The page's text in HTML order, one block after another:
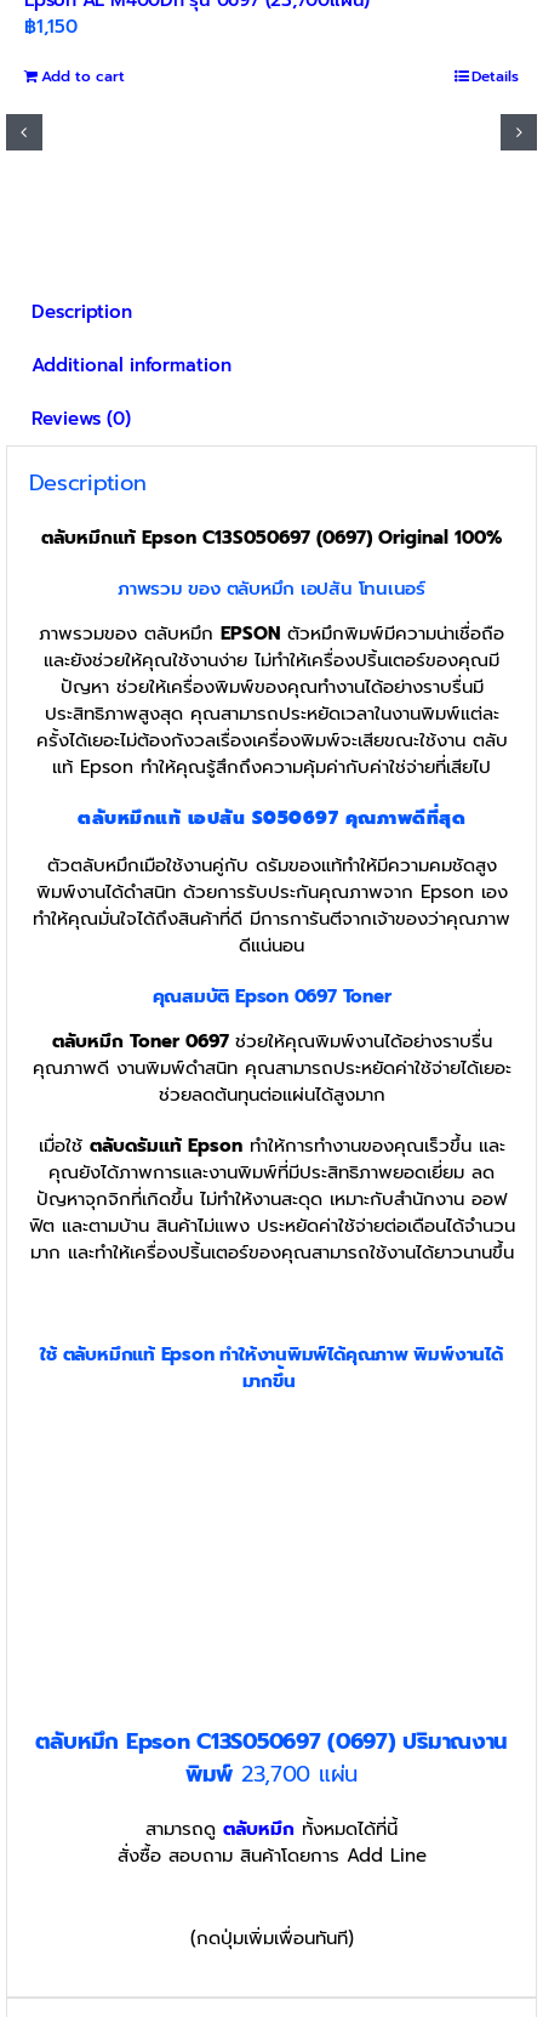
฿1,150
Add to cart Details
Description
Additional information
Reviews (0)
Description
ตลับหมึกแท้ Epson C13S050697 (0697) Original 100%
ภาพรวม ของ ตลับหมึก เอปสัน โทนเนอร์
ภาพรวมของ ตลับหมึก EPSON ตัวหมึกพิมพ์มีความน่าเชื่อถือ
และยังช่วยให้คุณใช้งานง่าย ไม่ทำให้เครื่องปริ้นเตอร์ของคุณมี
ปัญหา ช่วยให้เครื่องพิมพ์ของคุณทำงานได้อย่างราบรื่นมี
ประสิทธิภาพสูงสุด คุณสามารถประหยัดเวลาในงานพิมพ์แต่ละ
ครั้งได้เยอะไม่ต้องกังวลเรื่องเครื่องพิมพ์จะเสียขณะใช้งาน ตลับ
แท้ Epson ทำให้คุณรู้สึกถึงความคุ้มค่ากับค่าใช่จ่ายที่เสียไป
ตลับหมึกแท้ เอปสัน S050697 คุณภาพดีที่สุด
ตัวตลับหมึกเมือใช้งานคู่กับ ดรัมของแท้ทำให้มีความคมชัดสูง
พิมพ์งานได้ดำสนิท ด้วยการรับประกันคุณภาพจาก Epson เอง
ทำให้คุณมั่นใจได้ถึงสินค้าที่ดี มีการการันตีจากเจ้าของว่าคุณภาพ
ดีแน่นอน
คุณสมบัติ Epson 0697 Toner
ตลับหมึก Toner 0697 ช่วยให้คุณพิมพ์งานได้อย่างราบรื่น
คุณภาพดี งานพิมพ์ดำสนิท คุณสามารถประหยัดค่าใช้จ่ายได้เยอะ
ช่วยลดต้นทุนต่อแผ่นได้สูงมาก
เมื่อใช้ ตลับดรัมแท้ Epsonทำให้การทำงานของคุณเร็วขึ้น และ
คุณยังได้ภาพการและงานพิมพ์ที่มีประสิทธิภาพยอดเยี่ยม ลด
ปัญหาจุกจิกที่เกิดขึ้น ไม่ทำให้งานสะดุด เหมาะกับสำนักงาน ออฟ
ฟิต และตามบ้าน สินค้าไม่แพง ประหยัดค่าใช้จ่ายต่อเดือนได้จำนวน
มาก และทำให้เครื่องปริ้นเตอร์ของคุณสามารถใช้งานได้ยาวนานขึ้น
ใช้ ตลับหมึกแท้ Epson ทำให้งานพิมพ์ได้คุณภาพ พิมพ์งานได้
มากขึ้น
ตลับหมึก Epson C13S050697 (0697) ปริมาณงาน
พิมพ์ 23,700 แผ่น
สามารถดู ตลับหมึก ทั้งหมดได้ที่นี้
สั่งซื้อ สอบถาม สินค้าโดยการ Add Line
(กดปุ่มเพิ่มเพื่อนทันที)